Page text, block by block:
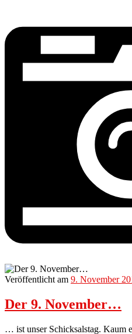
Veröffentlicht am 9. November
Der 9. November…
… ist unser Schicksalstag. Kaum